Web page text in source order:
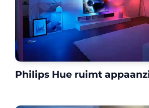
Philips Hue ruimt